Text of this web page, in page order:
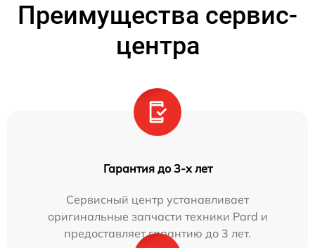
Преимущества сервис-
центра
Гарантия до 3-х лет
Сервисный центр устанавливает
оригинальные запчасти техники Pard и
предоставляет гарантию до 3 лет.